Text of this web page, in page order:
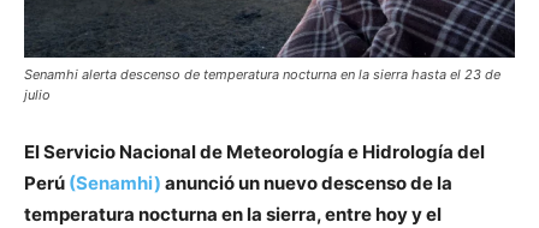
Senamhi alerta descenso de temperatura nocturna en la sierra hasta el 23 de
julio
El Servicio Nacional de Meteorología e Hidrología del
Perú (Senamhi) anunció un nuevo descenso de la
temperatura nocturna en la sierra, entre hoy y el